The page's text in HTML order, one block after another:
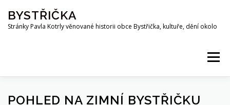
obsah
BYSTŘIČKA
Stránky Pavla Kotrly věnované historii obce Bystřička, kultuře, dění okolo
Menu
AKTUALITY HISTORIE PŘEHRADA BYSTŘIČKA
POHLED NA ZIMNÍ BYSTŘIČKU